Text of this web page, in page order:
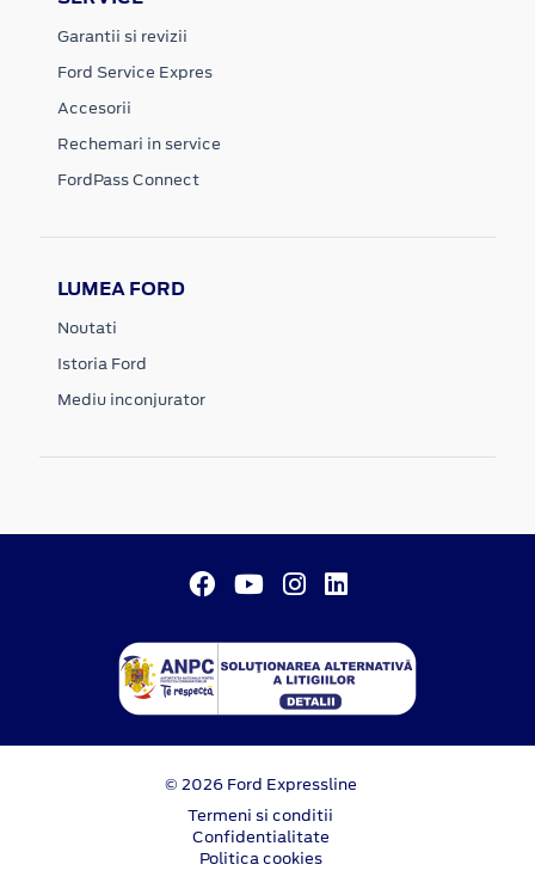
Garantii si revizii
Ford Service Expres
Accesorii
Rechemari in service
FordPass Connect
LUMEA FORD
Noutati
Istoria Ford
Mediu inconjurator
© 2026 Ford Expressline
Termeni si conditii
Confidentialitate
Politica cookies